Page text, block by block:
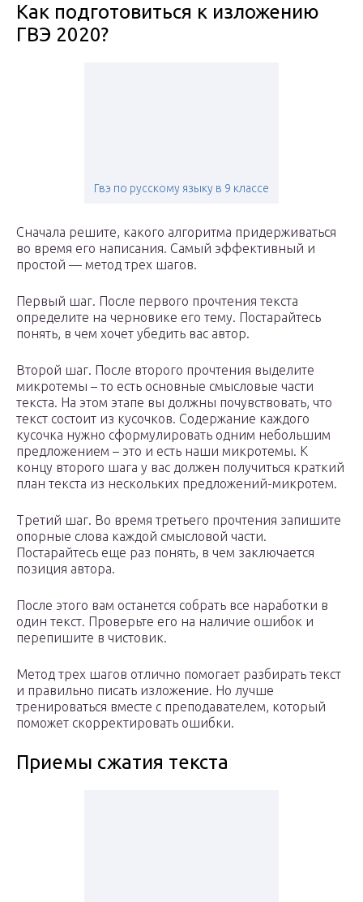
Как подготовиться к изложению
ГВЭ 2020?
Гвэ по русскому языку в 9 классе
Сначала решите, какого алгоритма придерживаться
во время его написания. Самый эффективный и
простой — метод трех шагов.
Первый шаг. После первого прочтения текста
определите на черновике его тему. Постарайтесь
понять, в чем хочет убедить вас автор.
Второй шаг. После второго прочтения выделите
микротемы – то есть основные смысловые части
текста. На этом этапе вы должны почувствовать, что
текст состоит из кусочков. Содержание каждого
кусочка нужно сформулировать одним небольшим
предложением – это и есть наши микротемы. К
концу второго шага у вас должен получиться краткий
план текста из нескольких предложений-микротем.
Третий шаг. Во время третьего прочтения запишите
опорные слова каждой смысловой части.
Постарайтесь еще раз понять, в чем заключается
позиция автора.
После этого вам останется собрать все наработки в
один текст. Проверьте его на наличие ошибок и
перепишите в чистовик.
Метод трех шагов отлично помогает разбирать текст
и правильно писать изложение. Но лучше
тренироваться вместе с преподавателем, который
поможет скорректировать ошибки.
Приемы сжатия текста